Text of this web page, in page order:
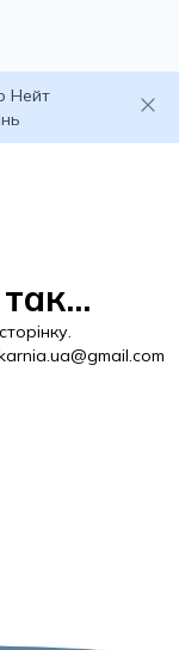
Нейт